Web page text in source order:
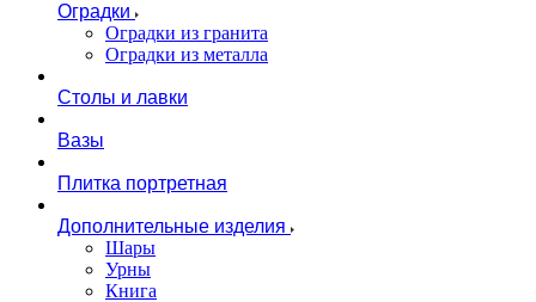
Оградки
Оградки из гранита
Оградки из металла
Столы и лавки
Вазы
Плитка портретная
Дополнительные изделия
Шары
Урны
Книга